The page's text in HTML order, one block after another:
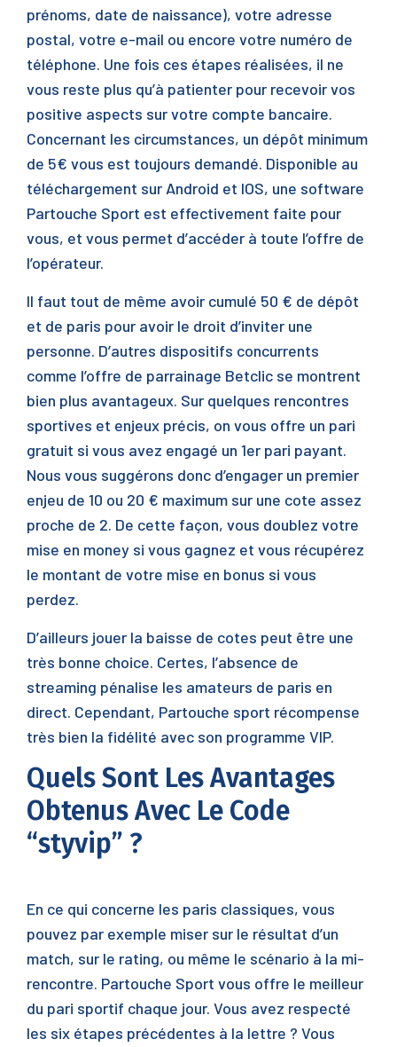
prénoms, date de naissance), votre adresse
postal, votre e-mail ou encore votre numéro de
téléphone. Une fois ces étapes réalisées, il ne
vous reste plus qu’à patienter pour recevoir vos
positive aspects sur votre compte bancaire.
Concernant les circumstances, un dépôt minimum
de 5€ vous est toujours demandé. Disponible au
téléchargement sur Android et IOS, une software
Partouche Sport est effectivement faite pour
vous, et vous permet d’accéder à toute l’offre de
l’opérateur.
Il faut tout de même avoir cumulé 50 € de dépôt
et de paris pour avoir le droit d’inviter une
personne. D’autres dispositifs concurrents
comme l’offre de parrainage Betclic se montrent
bien plus avantageux. Sur quelques rencontres
sportives et enjeux précis, on vous offre un pari
gratuit si vous avez engagé un 1er pari payant.
Nous vous suggérons donc d’engager un premier
enjeu de 10 ou 20 € maximum sur une cote assez
proche de 2. De cette façon, vous doublez votre
mise en money si vous gagnez et vous récupérez
le montant de votre mise en bonus si vous
perdez.
D’ailleurs jouer la baisse de cotes peut être une
très bonne choice. Certes, l’absence de
streaming pénalise les amateurs de paris en
direct. Cependant, Partouche sport récompense
très bien la fidélité avec son programme VIP.
Quels Sont Les Avantages
Obtenus Avec Le Code
“styvip” ?
En ce qui concerne les paris classiques, vous
pouvez par exemple miser sur le résultat d’un
match, sur le rating, ou même le scénario à la mi-
rencontre. Partouche Sport vous offre le meilleur
du pari sportif chaque jour. Vous avez respecté
les six étapes précédentes à la lettre ? Vous